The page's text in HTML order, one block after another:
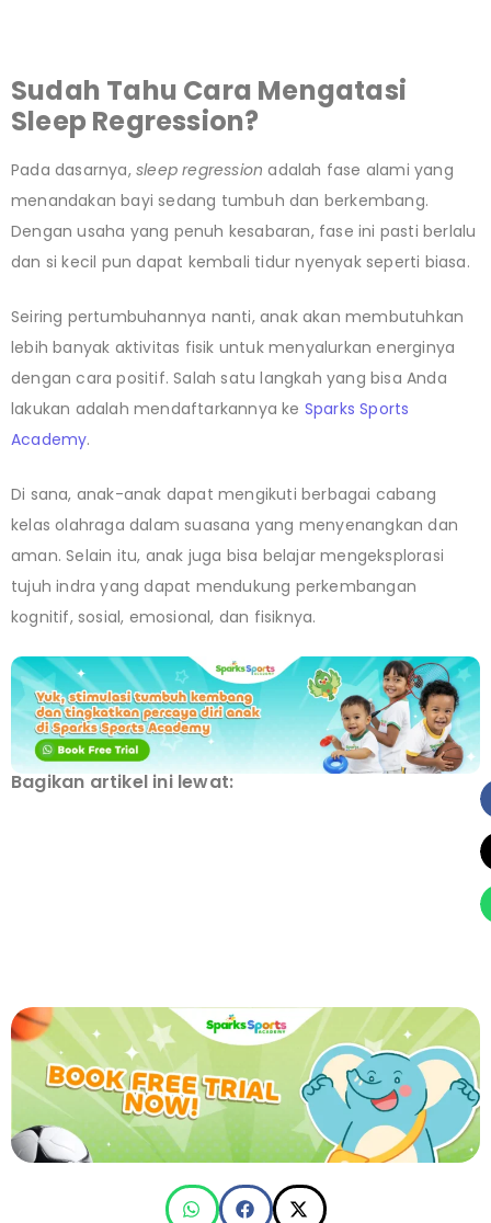
Sudah Tahu Cara Mengatasi
Sleep Regression?
Pada dasarnya,sleep regression adalah fase alami yang
menandakan bayi sedang tumbuh dan berkembang.
Dengan usaha yang penuh kesabaran, fase ini pasti berlalu
dan si kecil pun dapat kembali tidur nyenyak seperti biasa.
Seiring pertumbuhannya nanti, anak akan membutuhkan
lebih banyak aktivitas fisik untuk menyalurkan energinya
dengan cara positif. Salah satu langkah yang bisa Anda
lakukan adalah mendaftarkannya ke Sparks Sports
Academy.
Di sana, anak-anak dapat mengikuti berbagai cabang
kelas olahraga dalam suasana yang menyenangkan dan
aman. Selain itu, anak juga bisa belajar mengeksplorasi
tujuh indra yang dapat mendukung perkembangan
kognitif, sosial, emosional, dan fisiknya.
Bagikan artikel ini lewat: